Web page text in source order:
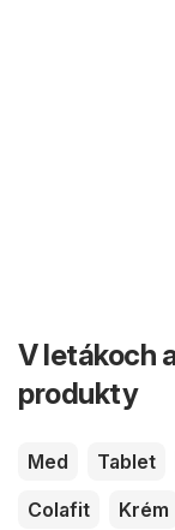
V letákoch
produkty
Med Tablet
Colafit
Krém